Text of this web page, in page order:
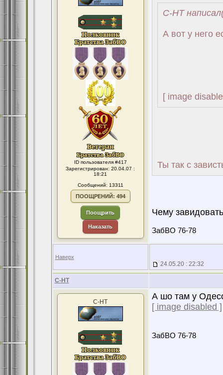
ID пользователя #417
Зарегистрирован: 20.04.07 :
18:21
Сообщений: 13311
ПООЩРЕНИЙ: 494
Поощрить
Наказать
С-НТ
А вот у него
[ image
Ты так с
Чему
ЗабВО 76-78
Наверх
24.05.20 : 22:32
С-НТ
С-НТ
А шо там у
[ image disabled ]
ЗабВО 76-78